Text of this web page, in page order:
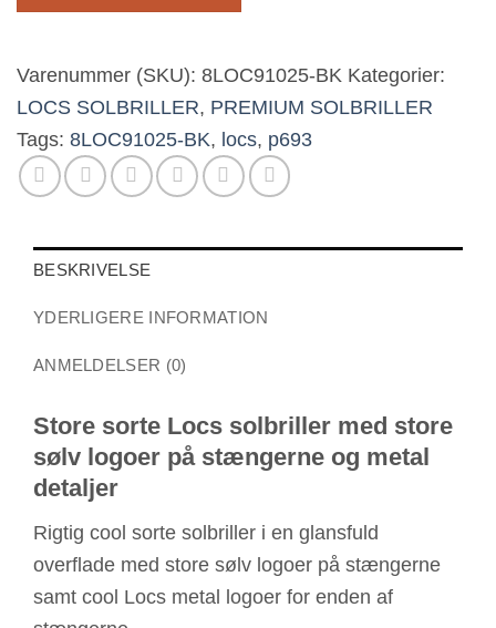
Varenummer (SKU): 8LOC91025-BK Kategorier:
LOCS SOLBRILLER, PREMIUM SOLBRILLER
Tags: 8LOC91025-BK, locs, p693
BESKRIVELSE
YDERLIGERE INFORMATION
ANMELDELSER (0)
Store sorte Locs solbriller med store
sølv logoer på stængerne og metal
detaljer
Rigtig cool sorte solbriller i en glansfuld
overflade med store sølv logoer på stængerne
samt cool Locs metal logoer for enden af